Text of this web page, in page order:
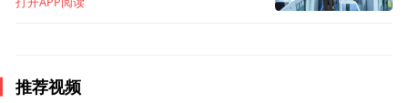
成为全世界人所向往的世界级旅游目的地。
山风景名胜区管理局、庐山市人民政府主
推荐视频